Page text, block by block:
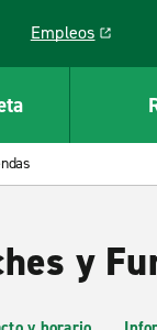
Empleos
Link opens in a
y